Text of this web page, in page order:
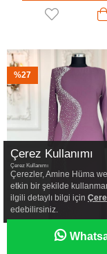
%27
Çerez Kullanımı
Çerez Kullanımı
Çerezler, Amine Hüma
etkin bir şekilde
ilgili detaylı bilgi için
edebilirsiniz.